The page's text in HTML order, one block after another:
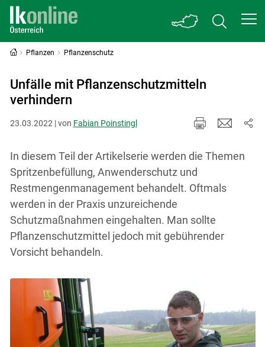
Pflanzen Pflanzenschutz
Unfälle mit Pflanzenschutzmitteln
verhindern
23.03.2022 | von Fabian Poinstingl
In diesem Teil der Artikelserie werden die Themen
Spritzenbefüllung, Anwenderschutz und
Restmengenmanagement behandelt. Oftmals
werden in der Praxis unzureichende
Schutzmaßnahmen eingehalten. Man sollte
Pflanzenschutzmittel jedoch mit gebührender
Vorsicht behandeln.